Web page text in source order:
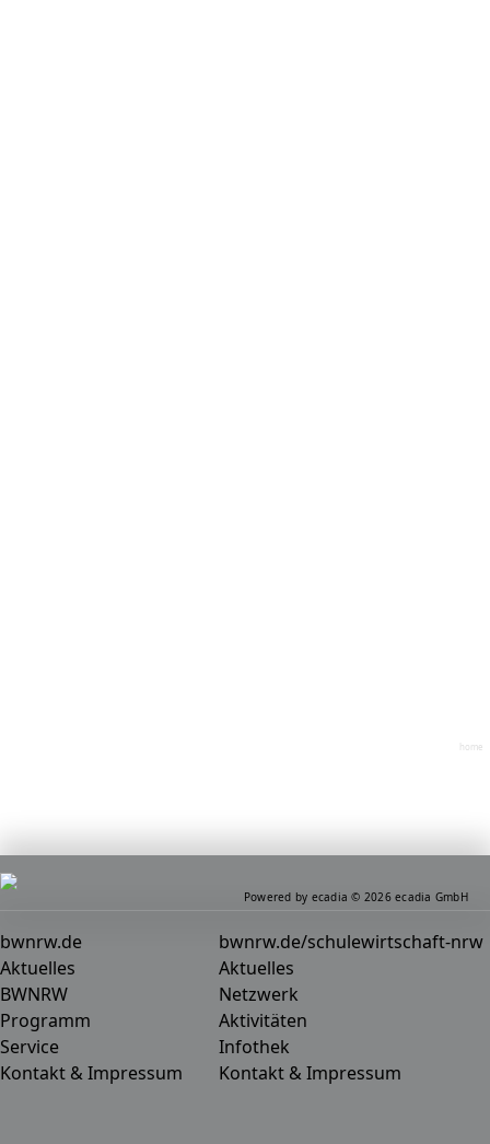
home
bwnrw.de
Aktuelles
BWNRW
Programm
Service
Kontakt & Impressum
bwnrw.de/schulewirtschaft-nrw
Aktuelles
Netzwerk
Aktivitäten
Infothek
Kontakt & Impressum
Powered by ecadia © 2026 ecadia GmbH